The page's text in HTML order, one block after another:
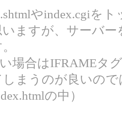
やindex.cgiを
ますが、サーバ
場合はIFRAMEタ
しまうのが良いの
の中）